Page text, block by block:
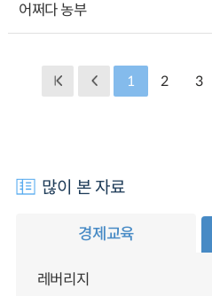
어쩌다 농부
1 2 3
많이 본 자료
경제교육
레버리지